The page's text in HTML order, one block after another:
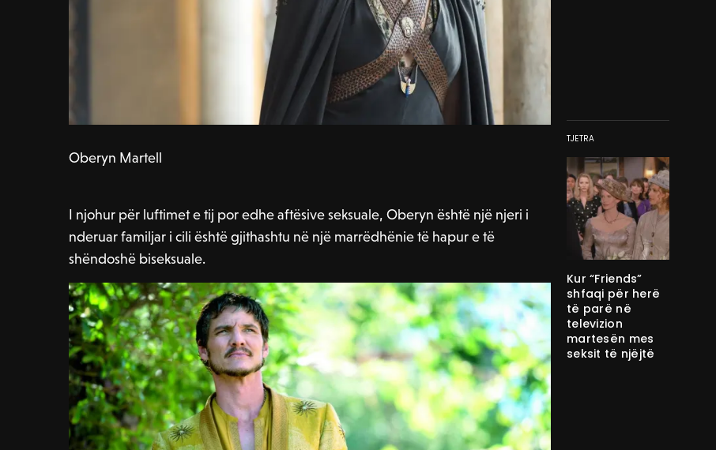
Oberyn Martell
I njohur për luftimet e tij por edhe aftësive seksuale, Oberyn është një njeri i
nderuar familjar i cili është gjithashtu në një marrëdhënie të hapur e të
shëndoshë biseksuale.
TJETRA
Kur “Friends”
shfaqi për herë
të parë në
televizion
martesën mes
seksit të njëjtë